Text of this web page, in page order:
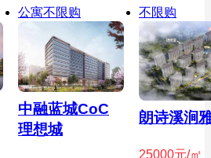
公寓不限购
中融蓝城CoC
理想城
不限购
朗诗溪涧
25000元/㎡